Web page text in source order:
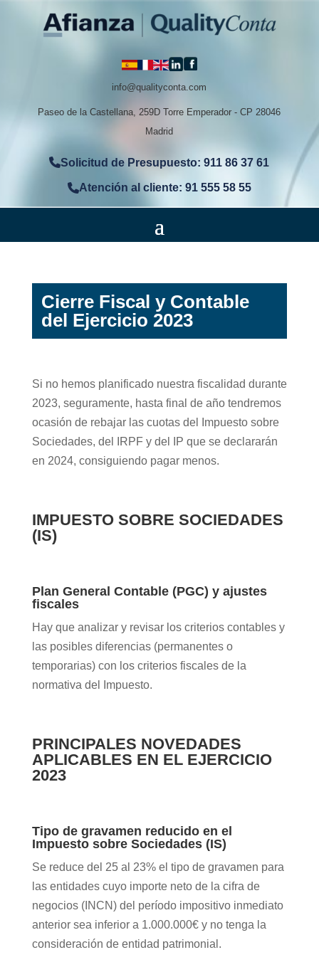
info@qualityconta.com
Paseo de la Castellana, 259D Torre Emperador - CP 28046
Madrid
Solicitud de Presupuesto: 911 86 37 61
Atención al cliente: 91 555 58 55
Cierre Fiscal y Contable
del Ejercicio 2023
Si no hemos planificado nuestra fiscalidad durante
2023, seguramente, hasta final de año tendremos
ocasión de rebajar las cuotas del Impuesto sobre
Sociedades, del IRPF y del IP que se declararán
en 2024, consiguiendo pagar menos.
IMPUESTO SOBRE SOCIEDADES
(IS)
Plan General Contable (PGC) y ajustes
fiscales
Hay que analizar y revisar los criterios contables y
las posibles diferencias (permanentes o
temporarias) con los criterios fiscales de la
normativa del Impuesto.
PRINCIPALES NOVEDADES
APLICABLES EN EL EJERCICIO
2023
Tipo de gravamen reducido en el
Impuesto sobre Sociedades (IS)
Se reduce del 25 al 23% el tipo de gravamen para
las entidades cuyo importe neto de la cifra de
negocios (INCN) del período impositivo inmediato
anterior sea inferior a 1.000.000€ y no tenga la
consideración de entidad patrimonial.